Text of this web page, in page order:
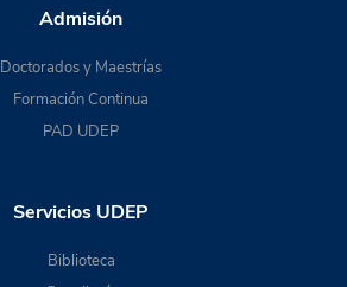
Admisión
Doctorados y Maestrías
Formación Continua
PAD UDEP
Servicios UDEP
Biblioteca